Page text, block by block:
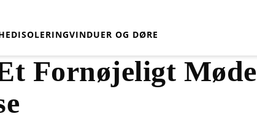
ISOLERINGVINDUER OG DØRE
Fornøjeligt